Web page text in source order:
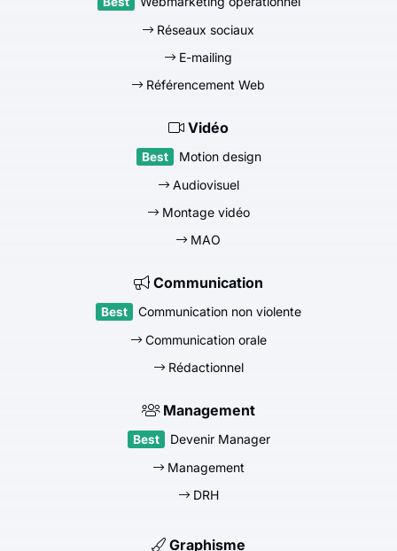
Réseaux sociaux
E-mailing
Référencement Web
Vidéo
Motion design
Audiovisuel
Montage vidéo
MAO
Communication
Communication non violente
Communication orale
Rédactionnel
Management
Devenir Manager
Management
DRH
Graphisme